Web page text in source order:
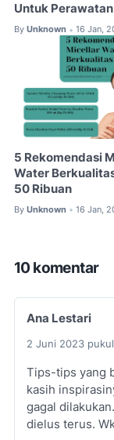
Untuk
By Unknown • 16 Jan,
5 Rekomendasi
Water
50 Ribuan
By Unknown • 16 Jan,
10 komentar
Ana Lestari
2 Juni 2023 pukul
Tips-tips yang
kasih
gagal
dielus terus.